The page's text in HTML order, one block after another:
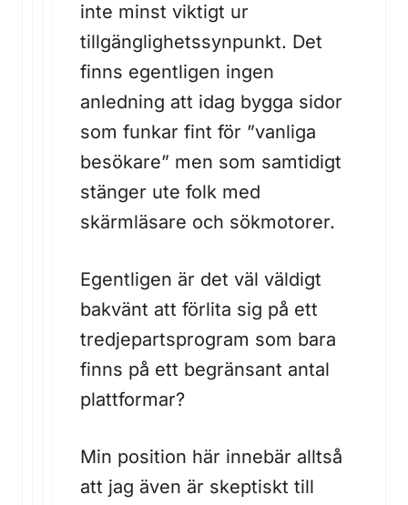
inte minst viktigt ur
tillgänglighetssynpunkt. Det
finns egentligen ingen
anledning att idag bygga sidor
som funkar fint för ”vanliga
besökare” men som samtidigt
stänger ute folk med
skärmläsare och sökmotorer.
Egentligen är det väl väldigt
bakvänt att förlita sig på ett
tredjepartsprogram som bara
finns på ett begränsant antal
plattformar?
Min position här innebär alltså
att jag även är skeptiskt till